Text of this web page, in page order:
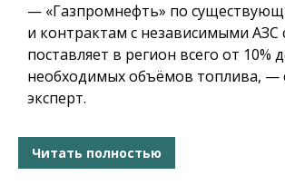
— «Газпромнефть» по
и контрактам с независимыми АЗС
поставляет в регион всего от 10%
необходимых объёмов топлива, —
эксперт.
Читать полностью